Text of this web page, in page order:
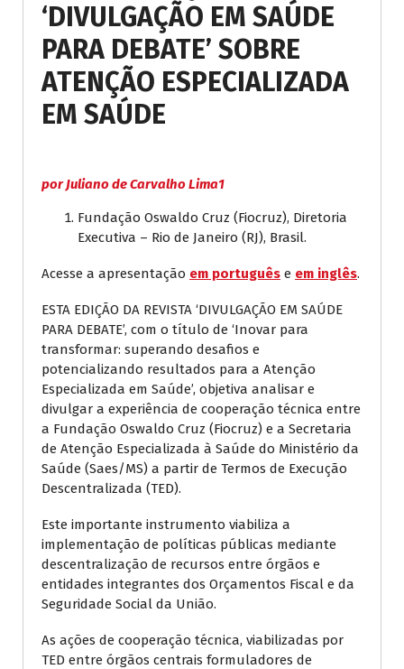
‘DIVULGAÇÃO EM SAÚDE
PARA DEBATE’ SOBRE
ATENÇÃO ESPECIALIZADA
EM SAÚDE
por Juliano de Carvalho Lima1
Fundação Oswaldo Cruz (Fiocruz), Diretoria
Executiva – Rio de Janeiro (RJ), Brasil.
Acesse a apresentação em português e em inglês.
ESTA EDIÇÃO DA REVISTA ‘DIVULGAÇÃO EM SAÚDE
PARA DEBATE’, com o título de ‘Inovar para
transformar: superando desafios e
potencializando resultados para a Atenção
Especializada em Saúde’, objetiva analisar e
divulgar a experiência de cooperação técnica entre
a Fundação Oswaldo Cruz (Fiocruz) e a Secretaria
de Atenção Especializada à Saúde do Ministério da
Saúde (Saes/MS) a partir de Termos de Execução
Descentralizada (TED).
Este importante instrumento viabiliza a
implementação de políticas públicas mediante
descentralização de recursos entre órgãos e
entidades integrantes dos Orçamentos Fiscal e da
Seguridade Social da União.
As ações de cooperação técnica, viabilizadas por
TED entre órgãos centrais formuladores de